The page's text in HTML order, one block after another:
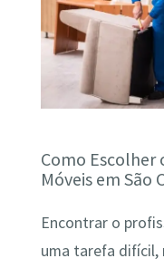
Como
Móveis em São
Encontrar o
uma tarefa difícil,